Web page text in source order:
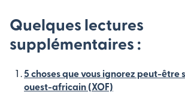
Quelques lectures
supplémentaires :
5 choses que vous ignorez peut-être
ouest-africain (XOF)